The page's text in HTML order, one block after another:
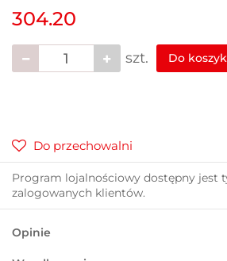
304.20
szt. Do
Do przechowalni
Program lojalnościowy dostępny jest
zalogowanych klientów.
Opinie